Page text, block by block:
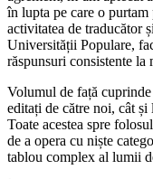
în lupta pe care o
activitatea de traducător
Universității Populare,
răspunsuri consistente la
Volumul de față
editați de către noi, cât
Toate acestea spre
de a opera cu niște
tablou complex al lumii